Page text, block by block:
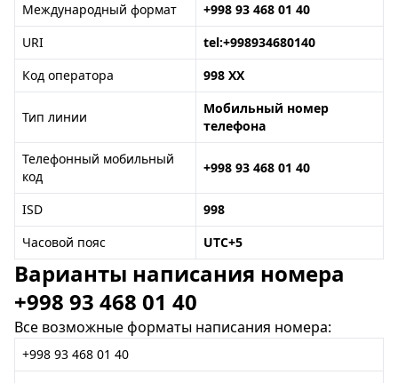
Международный формат
+998 93 468 01 40
URI
tel:+998934680140
Код оператора
998 XX
Тип линии
Мобильный номер
телефона
Телефонный мобильный
код
+998 93 468 01 40
ISD
998
Часовой пояс
UTC+5
Варианты написания номера
+998 93 468 01 40
Все возможные форматы написания номера:
+998 93 468 01 40